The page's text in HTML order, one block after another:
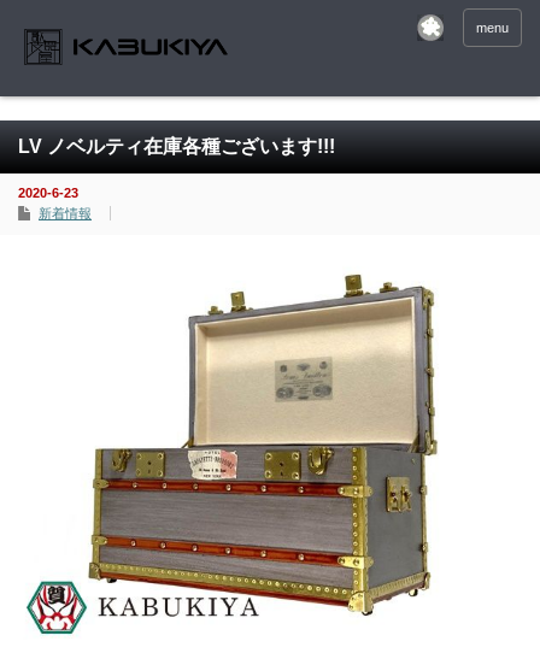
menu
LV ノベルティ在庫各種ございます!!!
2020-6-23
新着情報